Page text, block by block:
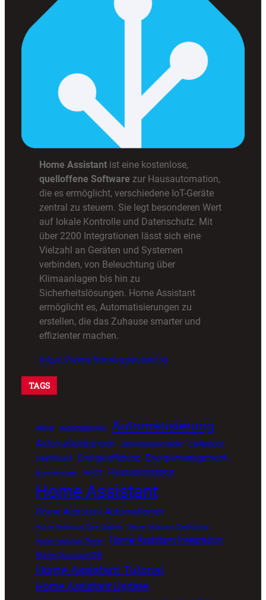
Home Assistant ist eine kostenlose,
quelloffene Software zur Hausautomation,
die es ermöglicht, verschiedene IoT-Geräte
zentral zu steuern. Sie legt besonderen Wert
auf lokale Kontrolle und Datenschutz. Mit
über 2200 Integrationen lässt sich eine
Vielzahl an Geräten und Systemen
verbinden, von Beleuchtung über
Klimaanlagen bis hin zu
Sicherheitslösungen. Home Assistant
ermöglicht es, Automatisierungen zu
erstellen, die das Zuhause smarter und
effizienter machen.
https://www.home-assistant.io
TAGS
Alexa Automationen Automatisierung
Automatisierungen Bewegungsmelder CallMeBot
Dashboard
Energieeffizienz Energiemanagement
Erweiterungen HACS Hausautomation
Home Assistant
Home Assistant Automationen
Home Assistant Core Update
Home Assistant Dashboard
Home Assistant Fehler
Home Assistant Integration
Home Assistant OS
Home Assistant Tutorial
Home Assistant Update